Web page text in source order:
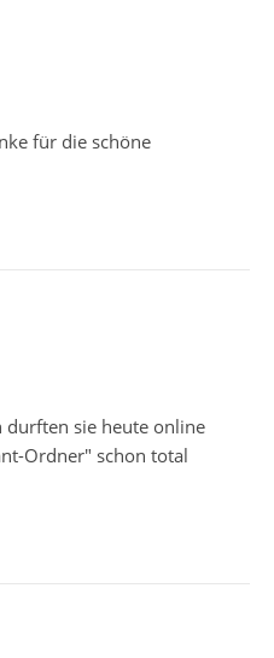
für die schöne
durften sie heute online
Ordner" schon total